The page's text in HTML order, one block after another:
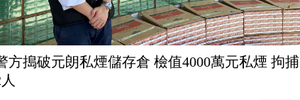
方搗破元朗私煙儲存倉 檢值4000萬元私煙 拘捕